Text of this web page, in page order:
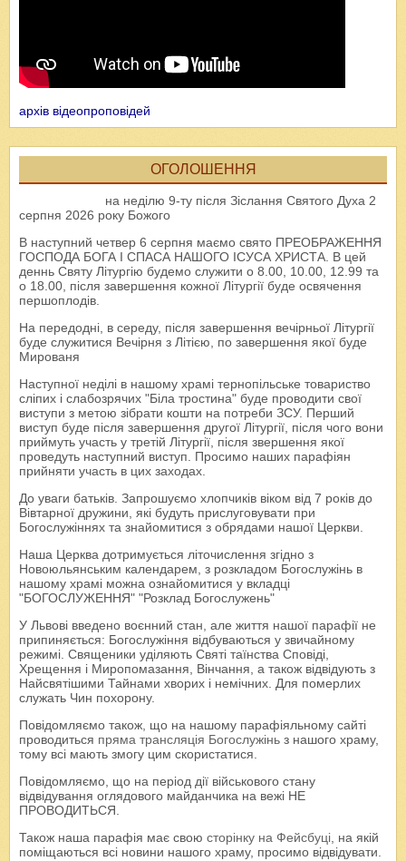
архів відеопроповідей
ОГОЛОШЕННЯ
на неділю 9-ту після Зіслання Святого Духа 2
серпня 2026 року Божого
В наступний четвер 6 серпня маємо свято ПРЕОБРАЖЕННЯ
ГОСПОДА БОГА І СПАСА НАШОГО ІСУСА ХРИСТА. В цей
деннь Святу Літургію будемо служити о 8.00, 10.00, 12.99 та
о 18.00, після завершення кожної Літургії буде освячення
першоплодів.
На передодні, в середу, після завершення вечірньої Літургії
буде служитися Вечірня з Літією, по завершення якої буде
Мированя
Наступної неділі в нашому храмі тернопільське товариство
сліпих і слабозрячих "Біла тростина" буде проводити свої
виступи з метою зібрати кошти на потреби ЗСУ. Перший
виступ буде після завершення другої Літургії, після чого вони
приймуть участь у третій Літургії, після звершення якої
проведуть наступний виступ. Просимо наших парафіян
прийняти участь в цих заходах.
До уваги батьків. Запрошуємо хлопчиків віком від 7 років до
Вівтарної дружини, які будуть прислуговувати при
Богослужіннях та знайомитися з обрядами нашої Церкви.
Наша Церква дотримується літочислення згідно з
Новоюльянським календарем, з розкладом Богослужінь в
нашому храмі можна ознайомитися у вкладці
"БОГОСЛУЖЕННЯ" "Розклад Богослужень"
У Львові введено воєнний стан, але життя нашої парафії не
припиняється: Богослужіння відбуваються у звичайному
режимі. Священики уділяють Святі таїнства Сповіді,
Хрещення і Миропомазання, Вінчання, а також відвідують з
Найсвятішими Тайнами хворих і немічних. Для померлих
служать Чин похорону.
Повідомляємо також, що на нашому парафіяльному сайті
проводиться пряма трансляція Богослужінь з нашого храму,
тому всі мають змогу цим скористатися.
Повідомляємо, що на період дії військового стану
відвідування оглядового майданчика на вежі НЕ
ПРОВОДИТЬСЯ.
Також наша парафія має свою сторінку на Фейсбуці, на якій
поміщаються всі новини нашого храму, просимо відвідувати.